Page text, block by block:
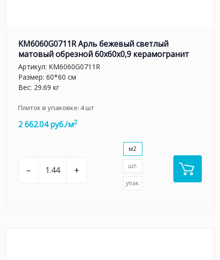
KM6060G0711R Арль бежевый светлый
матовый обрезной 60x60x0,9 керамогранит
Артикул: KM6060G0711R
Размер: 60*60 см
Вес: 29.69 кг
Плиток в упаковке: 4шт
2 662.04 руб./м2
– +
м2
шт.
упак.